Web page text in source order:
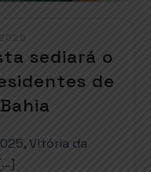
2025
sediará o
de
Vitória da